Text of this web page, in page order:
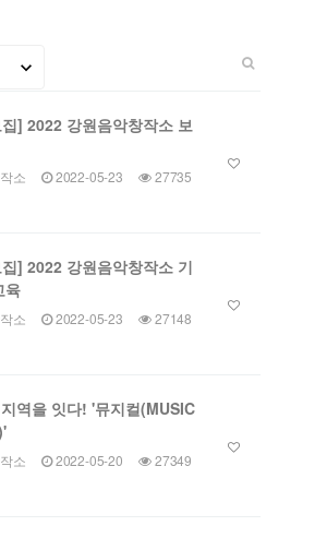
] 2022 강원음악창작소 보
소 2022-05-23 27735
] 2022 강원음악창작소 기
육
소 2022-05-23 27148
역을 잇다! '뮤지컬(MUSIC
소 2022-05-20 27349